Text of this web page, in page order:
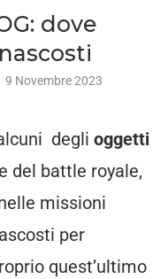
dove
9 Novembre 2023
degli oggetti
del battle royale,
missioni
per
quest’ultimo